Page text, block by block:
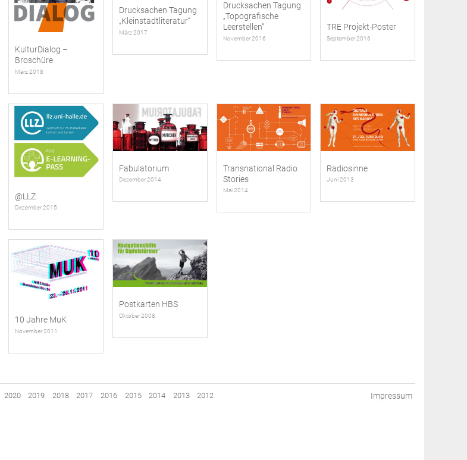
KulturDialog –
Broschüre
März 2018
Drucksachen Tagung
„Kleinstadtliteratur“
März 2017
Drucksachen Tagung
„Topografische
Leerstellen“
November 2016
TRE Projekt-Poster
September 2016
@LLZ
Dezember 2015
Fabulatorium
Dezember 2014
Transnational Radio
Stories
Mai 2014
Radiosinne
Juni 2013
10 Jahre MuK
November 2011
Postkarten HBS
Oktober 2008
2020 2019 2018 2017 2016 2015 2014 2013
2012
Impressum